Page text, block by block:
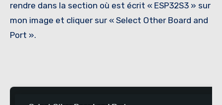
rendre dans la section où est écrit « ESP32S3 » sur
mon image et cliquer sur « Select Other Board and
Port ».